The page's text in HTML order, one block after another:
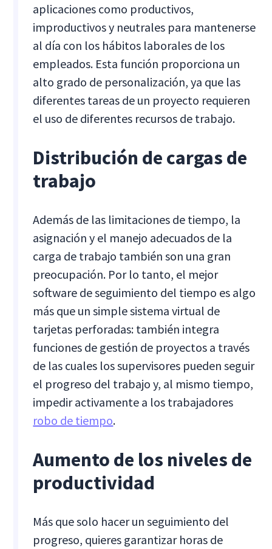
aplicaciones como productivos,
improductivos y neutrales para mantenerse
al día con los hábitos laborales de los
empleados. Esta función proporciona un
alto grado de personalización, ya que las
diferentes tareas de un proyecto requieren
el uso de diferentes recursos de trabajo.
Distribución de cargas de
trabajo
Además de las limitaciones de tiempo, la
asignación y el manejo adecuados de la
carga de trabajo también son una gran
preocupación. Por lo tanto, el mejor
software de seguimiento del tiempo es algo
más que un simple sistema virtual de
tarjetas perforadas: también integra
funciones de gestión de proyectos a través
de las cuales los supervisores pueden seguir
el progreso del trabajo y, al mismo tiempo,
impedir activamente a los trabajadores
robo de tiempo.
Aumento de los niveles de
productividad
Más que solo hacer un seguimiento del
progreso, quieres garantizar horas de